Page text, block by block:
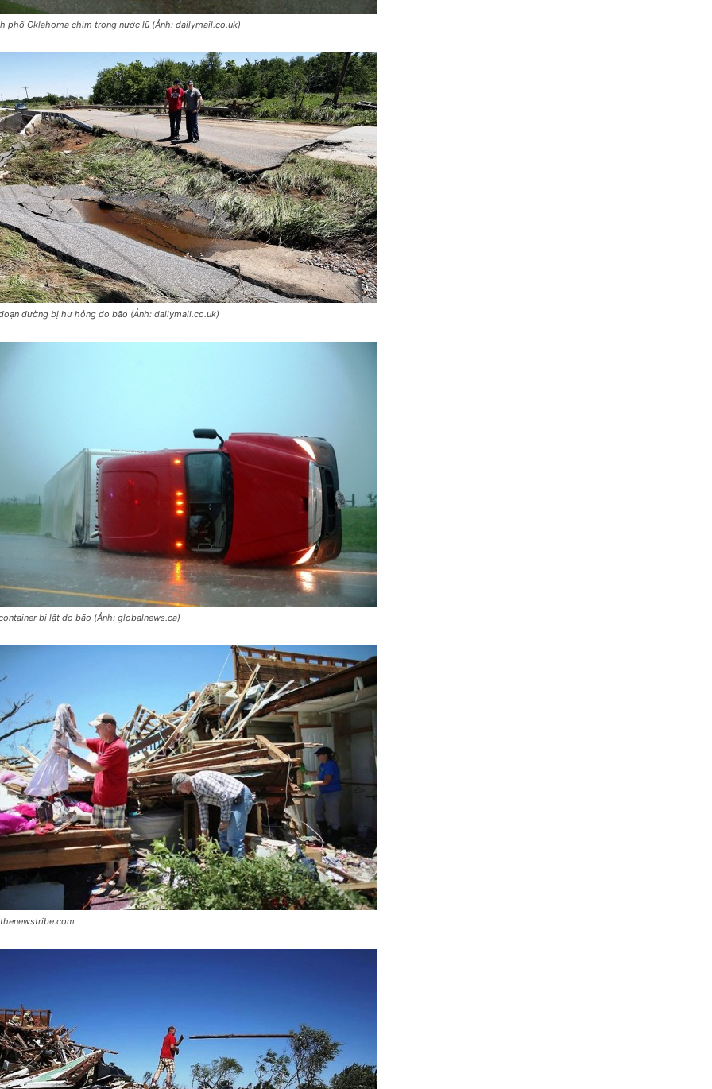
phố Oklahoma chìm trong nước lũ (Ảnh: dailymail.co.uk)
đường bị hư hỏng do bão (Ảnh: dailymail.co.uk)
bị lật do bão (Ảnh: globalnews.ca)